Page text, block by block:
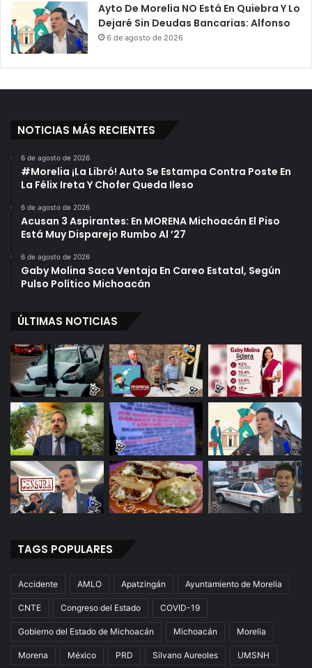
Ayto De Morelia NO Está En Quiebra Y Lo
Dejaré Sin Deudas Bancarias: Alfonso
6 de agosto de 2026
NOTICIAS MÁS RECIENTES
6 de agosto de 2026
#Morelia ¡La Libró! Auto Se Estampa Contra Poste En
La Félix Ireta Y Chofer Queda Ileso
6 de agosto de 2026
Acusan 3 Aspirantes: En MORENA Michoacán El Piso
Está Muy Disparejo Rumbo Al ’27
6 de agosto de 2026
Gaby Molina Saca Ventaja En Careo Estatal, Según
Pulso Político Michoacán
ÚLTIMAS NOTICIAS
TAGS POPULARES
Accidente AMLO Apatzingán Ayuntamiento de Morelia
CNTE Congreso del Estado COVID-19
Gobierno del Estado de Michoacán Michoacán Morelia
Morena México PRD Silvano Aureoles UMSNH